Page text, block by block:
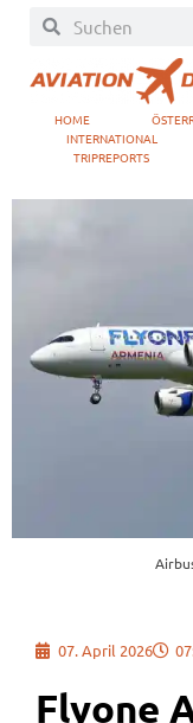
HOME
INTERNATIONAL
TRIPREPORTS
07. April 2026
Flyone